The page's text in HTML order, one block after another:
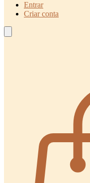
Entrar
Criar conta